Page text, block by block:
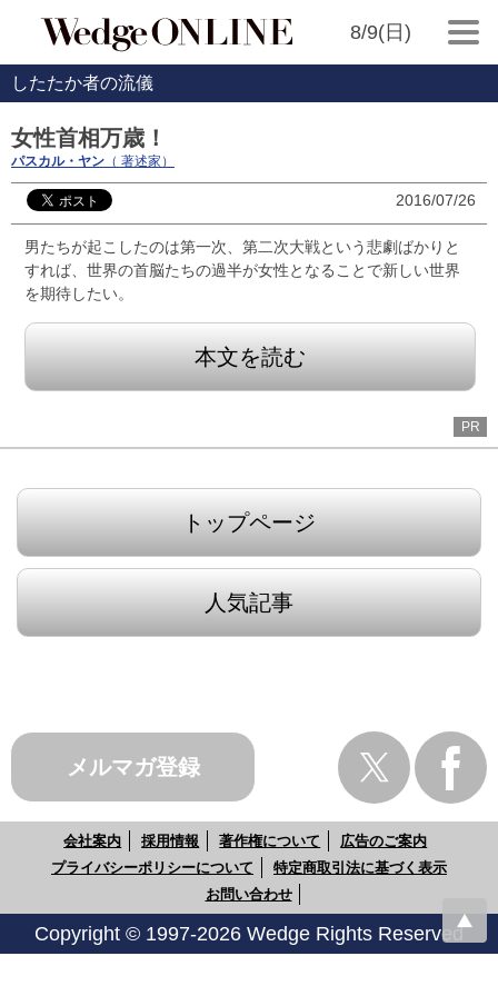
8/9(日)
したたか者の流儀
女性首相万歳！
パスカル・ヤン （ 著述家）
2016/07/26
男たちが起こしたのは第一次、第二次大戦という悲劇ばかりと
すれば、世界の首脳たちの過半が女性となることで新しい世界
を期待したい。
本文を読む
PR
トップページ
人気記事
メルマガ登録
会社案内 採用情報 著作権について
広告のご案内
プライバシーポリシーについて
特定商取引法に基づく表示
お問い合わせ
Copyright © 1997-2026 Wedge Rights Reserved